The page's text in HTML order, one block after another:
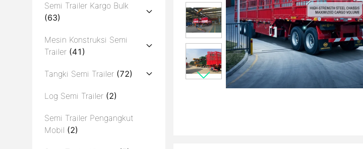
Semi Trailer Kargo Bulk
(63)
Mesin Konstruksi Semi
Trailer (41)
Tangki Semi Trailer (72)
Log Semi Trailer (2)
Semi Trailer Pengangkut
Mobil (2)